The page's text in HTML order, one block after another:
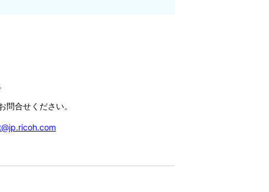
合せください。